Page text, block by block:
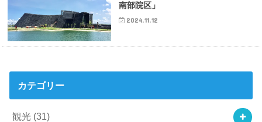
南部院区」
2024.11.12
カテゴリー
観光 (31)